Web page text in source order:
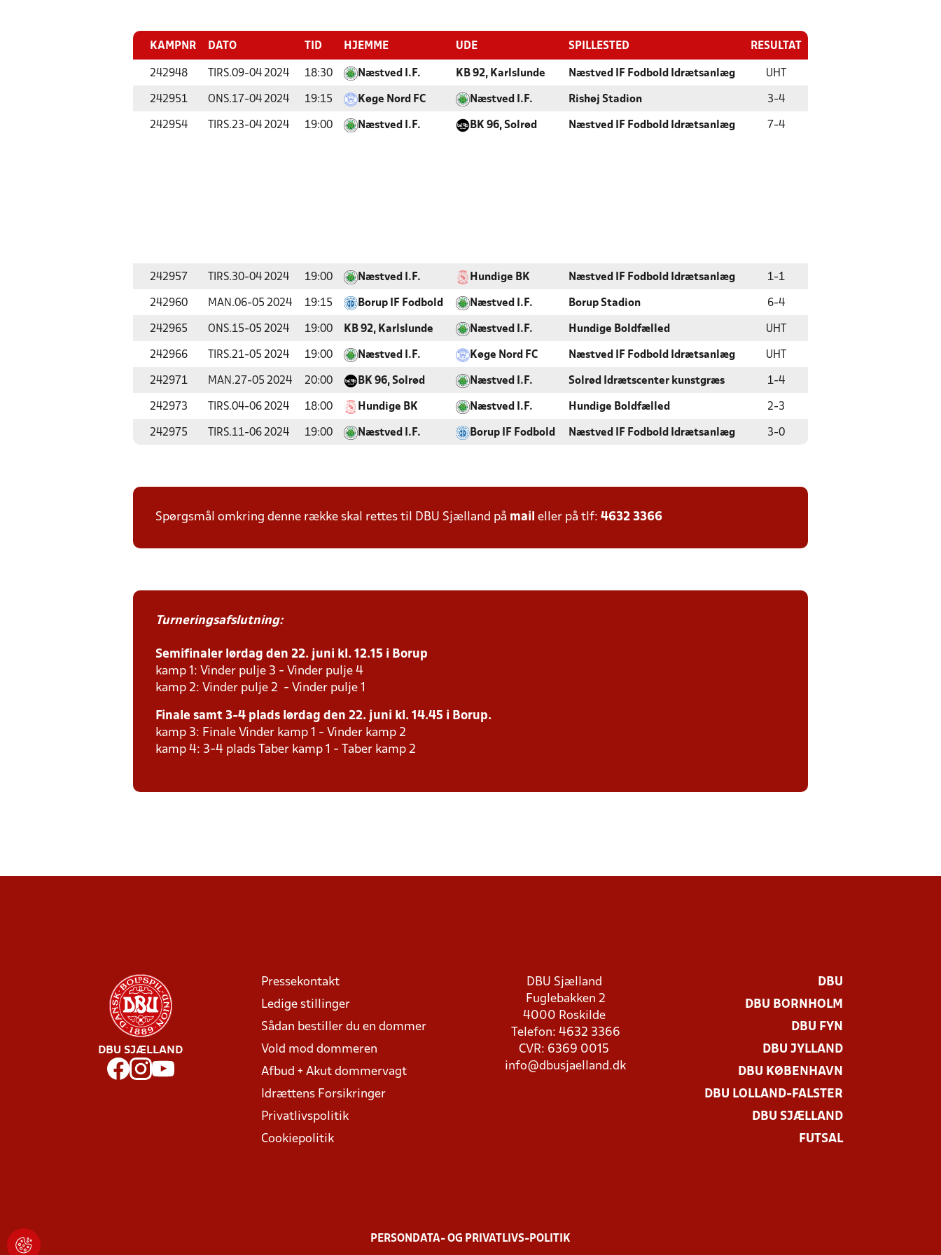
KAMPNR DATO TID HJEMME UDE SPILLESTED RESULTAT
242948 TIRS.09-04 2024 18:30 Næstved I.F. KB 92, Karlslunde Næstved IF Fodbold Idrætsanlæg UHT
242951 ONS.17-04 2024 19:15 Køge Nord FC Næstved I.F. Rishøj Stadion 3-4
242954 TIRS.23-04 2024 19:00 Næstved I.F. BK 96, Solrød Næstved IF Fodbold Idrætsanlæg 7 -4
242957 TIRS.30-04 2024 19:00 Næstved I.F. Hundige BK Næstved IF Fodbold Idrætsanlæg 1-1
242960 MAN.06-05 2024 19:15 Borup IF Fodbold Næstved I.F. Borup Stadion 6-4
242965 ONS.15-05 2024 19:00 KB 92, Karlslunde Næstved I.F. Hundige Boldfælled UHT
242966 TIRS.21-05 2024 19:00 Næstved I.F. Køge Nord FC Næstved IF Fodbold Idrætsanlæg UHT
242971 MAN.27-05 2024 20:00 BK 96, Solrød Næstved I.F. Solrød Idrætscenter kunstgræs 1-4
242973 TIRS.04-06 2024 18:00 Hundige BK Næstved I.F. Hundige Boldfælled 2-3
242975 TIRS.11-06 2024 19:00 Næstved I.F. Borup IF Fodbold Næstved IF Fodbold Idrætsanlæg 3-0
Spørgsmål omkring denne række skal rettes til DBU Sjælland på mail eller på tlf: 4632 3366
Turneringsafslutning:
Semifinaler lørdag den 22. juni kl. 12.15 i Borup
kamp 1: Vinder pulje 3 - Vinder pulje 4
kamp 2: Vinder pulje 2 - Vinder pulje 1
Finale samt 3-4 plads lørdag den 22. juni kl. 14.45 i Borup.
kamp 3: Finale Vinder kamp 1 - Vinder kamp 2
kamp 4: 3-4 plads Taber kamp 1 - Taber kamp 2
DBU SJÆLLAND
Pressekontakt
Ledige stillinger
Sådan bestiller du en dommer
Vold mod dommeren
Afbud + Akut dommervagt
Idrættens Forsikringer
Privatlivspolitik
Cookiepolitik
DBU Sjælland
Fuglebakken 2
4000 Roskilde
Telefon: 4632 3366
CVR: 6369 0015
info@dbusjaelland.dk
DBU
DBU BORNHOLM
DBU FYN
DBU JYLLAND
DBU KØBENHAVN
DBU LOLLAND-FALSTER
DBU SJÆLLAND
FUTSAL
PERSONDATA- OG PRIVATLIVS-POLITIK